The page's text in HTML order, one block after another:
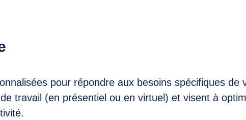
pour répondre aux besoins spécifiques de
travail (en présentiel ou en virtuel) et visent à